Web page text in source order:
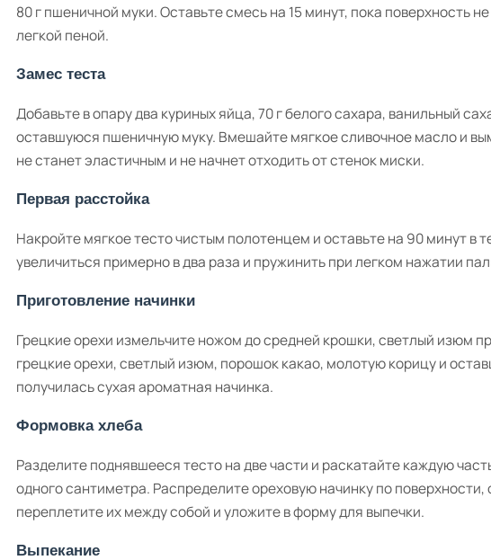
80 г пшеничной муки. Оставьте смесь на 15 минут, пока поверхность
легкой пеной.
Замес теста
Добавьте в опару два куриных яйца, 70 г белого сахара, ванильный
оставшуюся пшеничную муку. Вмешайте мягкое сливочное масло и
не станет эластичным и не начнет отходить от стенок миски.
Первая расстойка
Накройте мягкое тесто чистым полотенцем и оставьте на 90 минут в
увеличиться примерно в два раза и пружинить при легком нажатии
Приготовление начинки
Грецкие орехи измельчите ножом до средней крошки, светлый изюм
грецкие орехи, светлый изюм, порошок какао, молотую корицу и
получилась сухая ароматная начинка.
Формовка хлеба
Разделите поднявшееся тесто на две части и раскатайте каждую
одного сантиметра. Распределите ореховую начинку по поверхности,
переплетите их между собой и уложите в форму для выпечки.
Выпекание